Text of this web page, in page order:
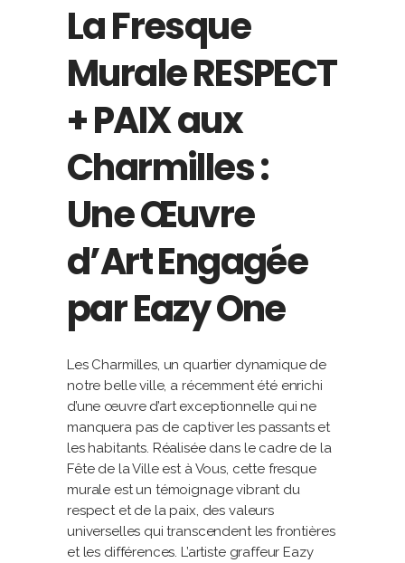
La Fresque
Murale RESPECT
+ PAIX aux
Charmilles :
Une Œuvre
d’Art Engagée
par Eazy One
Les Charmilles, un quartier dynamique de
notre belle ville, a récemment été enrichi
d’une œuvre d’art exceptionnelle qui ne
manquera pas de captiver les passants et
les habitants. Réalisée dans le cadre de la
Fête de la Ville est à Vous, cette fresque
murale est un témoignage vibrant du
respect et de la paix, des valeurs
universelles qui transcendent les frontières
et les différences. L’artiste graffeur Eazy